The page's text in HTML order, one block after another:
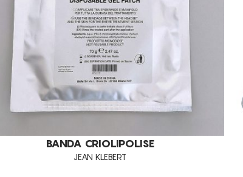
BANDA CRIOLIPOLISE
JEAN KLEBERT